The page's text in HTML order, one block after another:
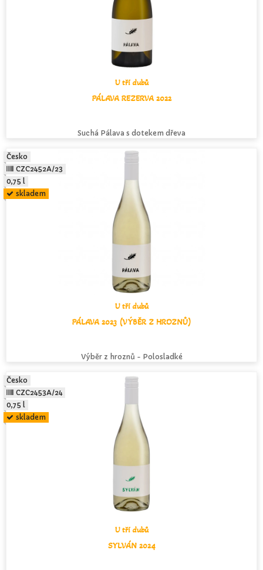
U tří dubů
PÁLAVA REZERVA 2022
Suchá Pálava s dotekem dřeva
U tří dubů
PÁLAVA 2023 (VÝBĚR Z HROZNŮ)
Výběr z hroznů - Polosladké
Česko
CZC2452A/23
0,75 l
skladem
U tří dubů
SYLVÁN 2024
Česko
CZC2453A/24
0,75 l
skladem